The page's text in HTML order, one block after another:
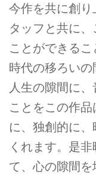
今作を共に創り
タッフと共に
ことができるこ
時代の移ろいの
人生の隙間に
ことをこの作
に、独創的に
くれます。是
て、心の隙間